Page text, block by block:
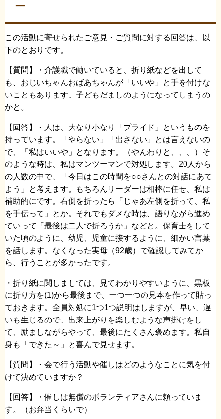
ー
この活動に寄せられたご意見・ご質問に対する回答は、以
下のとおりです。
【質問】・介護職で働いていると、折り紙などを出して
も、おじいちゃんおばあちゃんが「いいや」と手を付けな
いこともあります。子どもだましのようになってしまうの
かと。
【回答】・人は、大なり小なり「プライド」というものを
持っています。「やらない」「出さない」とは言えないの
で、「私はいいや」となります。（やんわりと、、、）そ
のような時は、私はマンツーマンで対処します。20人から
の人数の中で、「今日はこの時間を○○さんとの対話にあて
よう」と考えます。もちろんリーダーは相棒に任せ、私は
補助的にです。右側を折ったら「じゃあ左側を折って、私
を手伝って」とか。それでもダメな時は、語りながら進め
ていって「最後は二人で折ろうか」などと。保育士をして
いた頃のように、幼児、児童に接するように、細かい言葉
を話します。なくなった実母（92歳）で確認してみてか
ら、行うことが多かったです。
・折り紙に関しましては、見てわかりやすいように、黒板
に折り方を(1)から最後まで、一つ一つの見本を作って貼っ
ておきます。全員対処に1つ1つ説明はしますが、早い、遅
いも生じるので、出来上がりを楽しむような声掛けをし
て、励ましながらやって、最後にたくさん褒めます。私自
身も「できた～」と喜んで見せます。
【質問】・会で行う活動や催しはどのようなことに気を付
けて決めていますか？
【回答】・催しは無償のボランティアさんに頼っていま
す。（お弁当くらいで）